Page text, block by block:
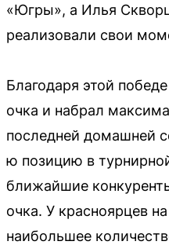
«Югры», а Илья
реализовали свои
Благодаря этой
очка и набрал
последней домашней
ю позицию в
ближайшие
очка. У красноярцев
наибольшее